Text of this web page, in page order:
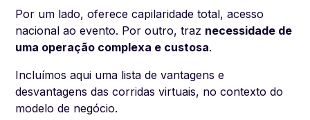
Por um lado, oferece capilaridade total, acesso
nacional ao evento. Por outro, traz necessidade de
uma operação complexa e custosa.
Incluímos aqui uma lista de vantagens e
desvantagens das corridas virtuais, no contexto do
modelo de negócio.